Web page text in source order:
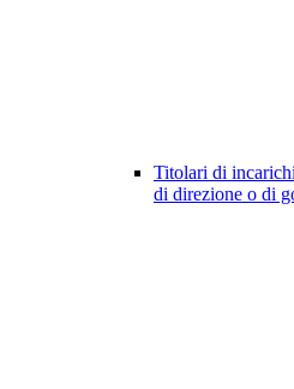
Titolari di
di direzione o di